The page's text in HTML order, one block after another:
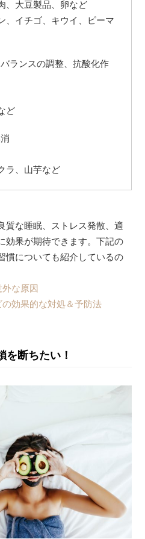
、大豆製品、卵など
、イチゴ、キウイ、ピーマ
バランスの調整、抗酸化作
ど
ラ、山芋など
質な睡眠、ストレス発散、適
効果が期待できます。下記の
慣についても紹介しているの
な原因
効果的な対処＆予防法
を断ちたい！